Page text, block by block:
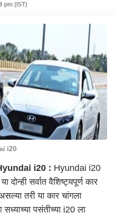
pm (IST)
i20
i20 : Hyundai i20
सर्वात वैशिष्ट्यपूर्ण कार
तरी या कार चांगला
सध्याच्या पसंतीच्या i20 ला